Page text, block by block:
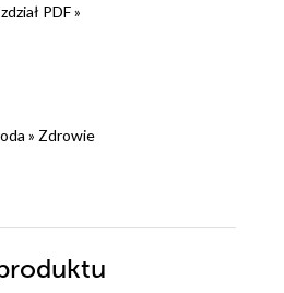
PDF »
» Zdrowie